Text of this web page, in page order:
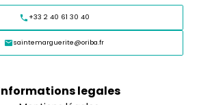
+33 2 40 61 30 40
saintemarguerite@oriba.fr
legales